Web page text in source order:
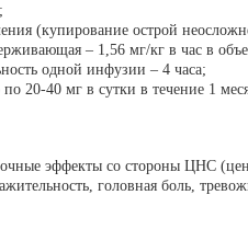
(купирование острой
– 1,56 мг/кг в час в
одной инфузии – 4 часа;
20-40 мг в сутки в течение 1
эффекты со стороны ЦНС
головная боль,